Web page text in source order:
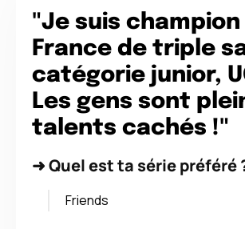
"Je suis champion
France de triple
catégorie junior,
Les gens sont
talents cachés !"
➜Quel est ta série préféré
Friends